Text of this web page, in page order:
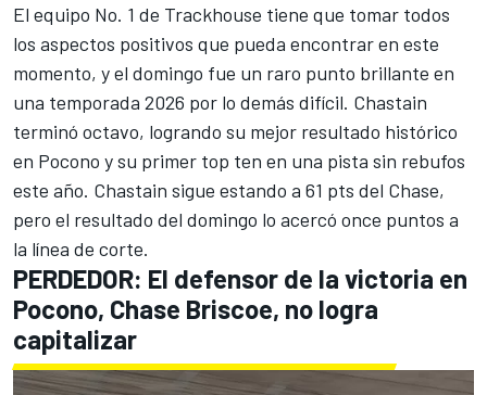
El equipo No. 1 de Trackhouse tiene que tomar todos
los aspectos positivos que pueda encontrar en este
momento, y el domingo fue un raro punto brillante en
una temporada 2026 por lo demás difícil. Chastain
terminó octavo, logrando su mejor resultado histórico
en Pocono y su primer top ten en una pista sin rebufos
este año. Chastain sigue estando a 61 pts del Chase,
pero el resultado del domingo lo acercó once puntos a
la línea de corte.
PERDEDOR: El defensor de la victoria en
Pocono, Chase Briscoe, no logra
capitalizar